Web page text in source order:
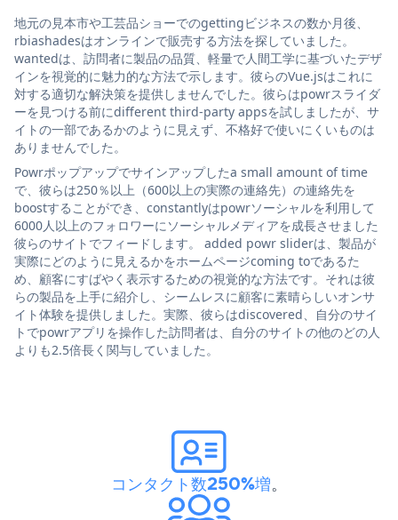
地元の見本市や工芸品ショーでのgettingビジネスの数か月後、
rbiashadesはオンラインで販売する方法を探していました。
wantedは、訪問者に製品の品質、軽量で人間工学に基づいたデザ
インを視覚的に魅力的な方法で示します。彼らのVue.jsはこれに
対する適切な解決策を提供しませんでした。彼らはpowrスライダ
ーを見つける前にdifferent third-party appsを試しましたが、サ
イトの一部であるかのように見えず、不格好で使いにくいものは
ありませんでした。
Powrポップアップでサインアップしたa small amount of time
で、彼らは250％以上（600以上の実際の連絡先）の連絡先を
boostすることができ、constantlyはpowrソーシャルを利用して
6000人以上のフォロワーにソーシャルメディアを成長させました
彼らのサイトでフィードします。 added powr sliderは、製品が
実際にどのように見えるかをホームページcoming toであるた
め、顧客にすばやく表示するための視覚的な方法です。それは彼
らの製品を上手に紹介し、シームレスに顧客に素晴らしいオンサ
イト体験を提供しました。実際、彼らはdiscovered、自分のサイ
トでpowrアプリを操作した訪問者は、自分のサイトの他のどの人
よりも2.5倍長く関与していました。
コンタクト数250%増。